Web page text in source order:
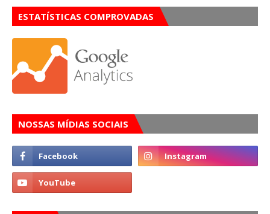
ESTATÍSTICAS COMPROVADAS
NOSSAS MÍDIAS SOCIAIS